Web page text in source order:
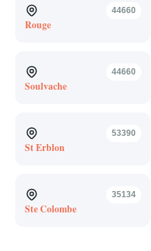
44660
Rouge
44660
Soulvache
53390
St Erblon
35134
Ste Colombe